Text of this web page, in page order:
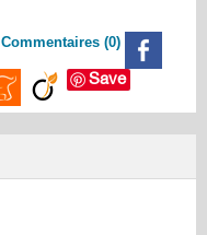
Commentaires (0)
Save